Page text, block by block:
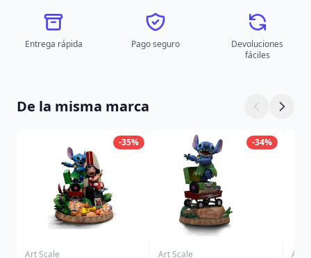
Entrega rápida Pago seguro
Devoluciones
fáciles
De la misma marca
-35%
Art Scale
-34%
Art Scale Art